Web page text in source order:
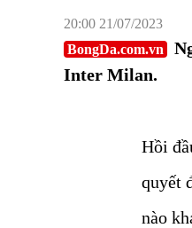
20:00 21/07/2023
BongDa.com.vn
Inter Milan.
Hồi
quyết
nào